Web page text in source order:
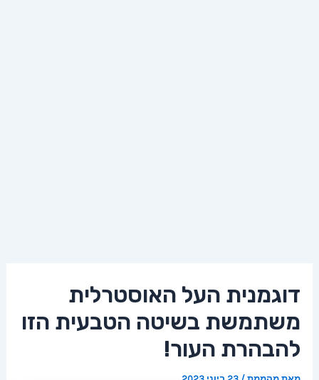
דוגמנית העל האוסטרלית
משתמשת בשיטה הטבעית הזו
להבהרת העור!